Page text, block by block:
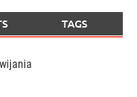
TAGS